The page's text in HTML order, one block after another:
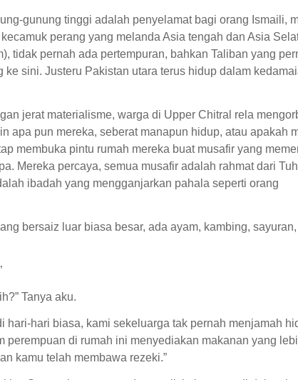
gunung tinggi adalah penyelamat bagi orang Ismaili,
perang yang melanda Asia tengah dan Asia
tidak pernah ada pertempuran, bahkan Taliban yang
sini. Justeru Pakistan utara terus hidup dalam
jerat materialisme, warga di Upper Chitral rela
apa pun mereka, seberat manapun hidup, atau apakah
membuka pintu rumah mereka buat musafir yang
Mereka percaya, semua musafir adalah rahmat dari
ibadah yang mengganjarkan pahala seperti orang
bersaiz luar biasa besar, ada ayam, kambing,
Tanya aku.
hari-hari biasa, kami sekeluarga tak pernah menjamah
perempuan di rumah ini menyediakan makanan yang
kamu telah membawa rezeki.”